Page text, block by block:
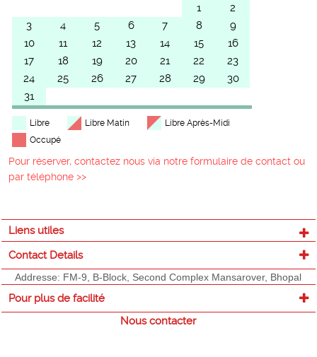
1
2
3
4 5 6 7 8
9
10
11 12 13 14 15
16
17
18 19 20 21 22
23
24
25 26 27 28 29
30
31
Libre Libre Matin
Libre Après-Midi
Occupé
Pour réserver, contactez nous via notre formulaire de contact ou
par téléphone >>
Liens utiles
Contact Details
Addresse: FM-9, B-Block, Second Complex Mansarover, Bhopal
Pour plus de facilité
Nous contacter